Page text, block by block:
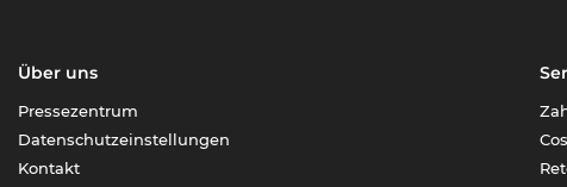
Über uns
Pressezentrum
Datenschutzeinstellungen
Kontakt